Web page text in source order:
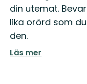
din utemat.
lika orörd som
den.
Läs mer